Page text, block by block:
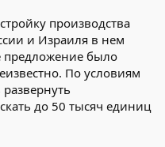
производства
и Израиля в нем
предложение было
По условиям
до 50 тысяч единиц